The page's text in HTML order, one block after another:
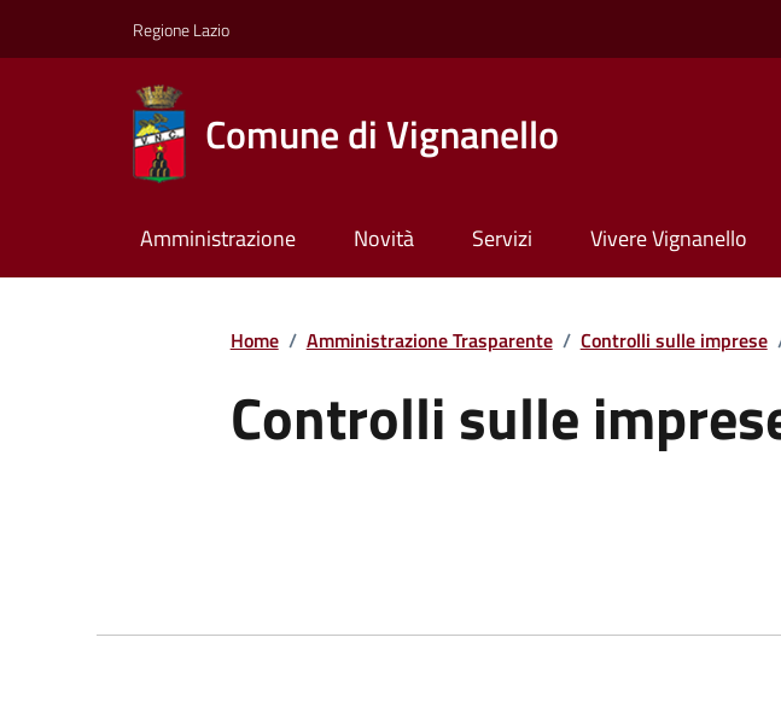
Regione Lazio
Comune di Vignanello
Amministrazione Novità Servizi Vivere Vignanello
Home / Amministrazione Trasparente / Controlli sulle imprese
Controlli sulle